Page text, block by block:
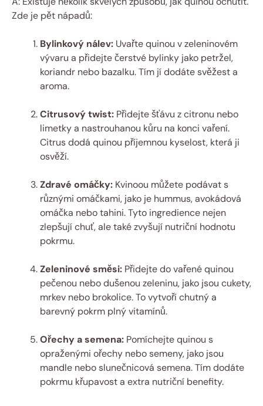
Zde je pět nápadů:
Bylinkový nálev: Uvařte quinou v zeleninovém
vývaru a přidejte čerstvé bylinky jako petržel,
koriandr nebo bazalku. Tím jí dodáte svěžest a
aroma.
Citrusový twist: Přidejte šťávu z citronu nebo
limetky a nastrouhanou kůru na konci vaření.
Citrus dodá quinou příjemnou kyselost, která ji
osvěží.
Zdravé omáčky: Kvinoou můžete podávat s
různými omáčkami, jako je hummus, avokádová
omáčka nebo tahini. Tyto ingredience nejen
zlepšují chuť, ale také zvyšují nutriční hodnotu
pokrmu.
Zeleninové směsi: Přidejte do vařené quinou
pečenou nebo dušenou zeleninu, jako jsou cukety,
mrkev nebo brokolice. To vytvoří chutný a
barevný pokrm plný vitamínů.
Ořechy a semena: Pomíchejte quinou s
opraženými ořechy nebo semeny, jako jsou
mandle nebo slunečnicová semena. Tím dodáte
pokrmu křupavost a extra nutriční benefity.